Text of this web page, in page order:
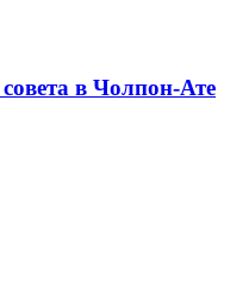
в Чолпон-Ате